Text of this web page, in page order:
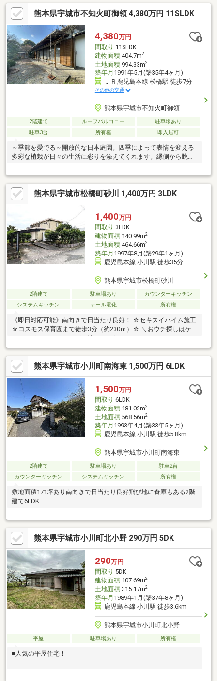
熊本県宇城市不知火町御領 4,380万円 11SLDK
4,380万円
間取り 11SLDK
建物面積404.7m2
土地面積994.33m2
築年月 1991年5月(築35年4ヶ月)
ＪＲ鹿児島本線 松橋駅 徒歩7分
その他の交通
熊本県宇城市不知火町御領
2階建て ルーフバルコニー
駐車場あり
駐車3台
所有権 即入居可
～季節を愛でる～開放的な日本庭園。四季によって表情を変える
多彩な植栽が日々の生活に彩りを添えてくれます。縁側から眺め
食に～居宅としてはもちろんですが、ゲストを招いての会食や催
事、伝統行事など内容問わず対応可能なご物件になります。部屋
数も10部屋以上も確保されているため、旅館のような感覚でゲス
トをお招きできそうです。～自宅兼店舗兼事務所～間数や動線を
分けることが可能なので、プライベート空間とビジネス空間を差
別化することができます。県道沿いに位置しており、場所も分か
りやすいのも特徴の一つです。
熊本県宇城市松橋町砂川 1,400万円 3LDK
1,400万円
間取り 3LDK
建物面積140.99m2
土地面積464.66m2
築年月 1997年8月(築29年1ヶ月)
鹿児島本線 小川駅 徒歩35分
熊本県宇城市松橋町砂川
2階建て 駐車場あり
カウンターキッチン
システムキッチン
オール電化 所有権
《即日対応可能》南向きで日当たり良好！ ☆セキスイハイム施工
☆コスモス保育園まで徒歩3分（約230ｍ）☆ ＼おウチ探しはケイ
熊本県宇城市小川町南海東 1,500万円 6LDK
1,500万円
間取り 6LDK
建物面積181.02m2
土地面積568.56m2
築年月 1993年4月(築33年5ヶ月)
鹿児島本線 小川駅 徒歩5.8km
熊本県宇城市小川町南海東
2階建て 駐車場あり
駐車2台
カウンターキッチン
システムキッチン 所有権
敷地面積171坪あり南向きで日当たり良好飛び地に倉庫もある2階
建て6LDK
熊本県宇城市小川町北小野 290万円 5DK
290万円
間取り 5DK
建物面積107.69m2
土地面積315.17m2
築年月 1989年1月(築37年8ヶ月)
鹿児島本線 小川駅 徒歩3.6km
熊本県宇城市小川町北小野
平屋 駐車場あり 所有権
■人気の平屋住宅！